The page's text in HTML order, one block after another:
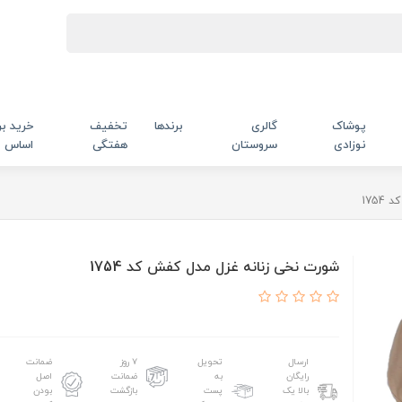
پوشاک
نوزادی
گالری
سروستان
برندها
تخفیف
هفتگی
خرید
اساس
شورت نخی زنانه غزل مدل کفش کد 1754
ارسال
رایگان
بالا یک
تحویل
به
پست
۷ روز
ضمانت
بازگشت
ضمانت
اصل
بودن